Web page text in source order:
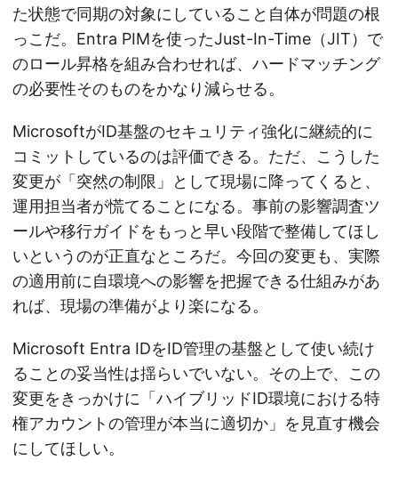
た状態で同期の対象にしていること自体が問題の根
っこだ。Entra PIMを使ったJust-In-Time（JIT）で
のロール昇格を組み合わせれば、ハードマッチング
の必要性そのものをかなり減らせる。
MicrosoftがID基盤のセキュリティ強化に継続的に
コミットしているのは評価できる。ただ、こうした
変更が「突然の制限」として現場に降ってくると、
運用担当者が慌てることになる。事前の影響調査ツ
ールや移行ガイドをもっと早い段階で整備してほし
いというのが正直なところだ。今回の変更も、実際
の適用前に自環境への影響を把握できる仕組みがあ
れば、現場の準備がより楽になる。
Microsoft Entra IDをID管理の基盤として使い続け
ることの妥当性は揺らいでいない。その上で、この
変更をきっかけに「ハイブリッドID環境における特
権アカウントの管理が本当に適切か」を見直す機会
にしてほしい。